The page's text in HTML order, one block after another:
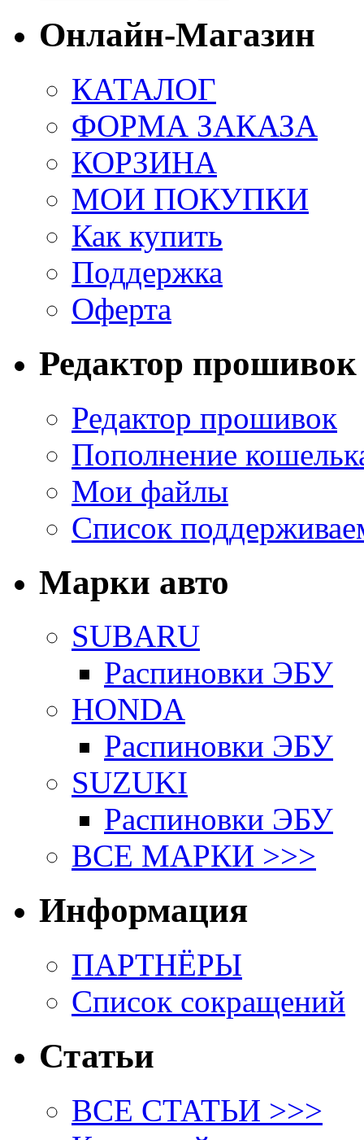
Онлайн-Магазин
КАТАЛОГ
ФОРМА ЗАКАЗА
КОРЗИНА
МОИ ПОКУПКИ
Как купить
Поддержка
Оферта
Редактор прошивок
Редактор прошивок
Пополнение
Мои файлы
Список
Марки авто
SUBARU
Распиновки ЭБУ
HONDA
Распиновки ЭБУ
SUZUKI
Распиновки ЭБУ
ВСЕ МАРКИ >>>
Информация
ПАРТНЁРЫ
Список сокращений
Статьи
ВСЕ СТАТЬИ >>>